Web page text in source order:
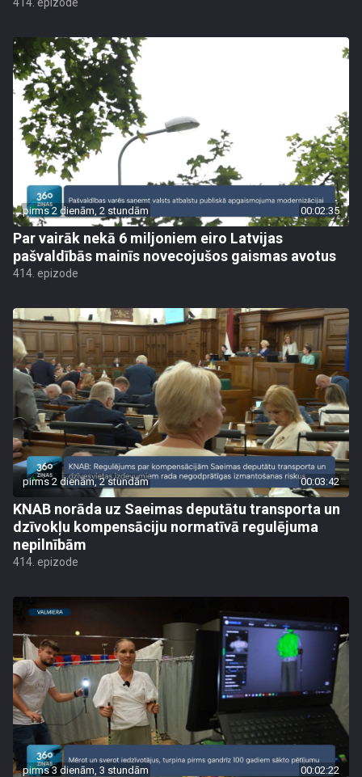
pirms 2 dienām, 2 stundām 00:02:35
Par vairāk nekā 6 miljoniem eiro Latvijas
pašvaldībās mainīs novecojušos gaismas avotus
414. epizode
pirms 2 dienām, 2 stundām 00:03:42
KNAB norāda uz Saeimas deputātu transporta un
dzīvokļu kompensāciju normatīvā regulējuma
nepilnībām
414. epizode
pirms 3 dienām, 3 stundām 00:02:22